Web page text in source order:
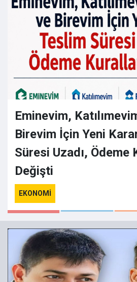
Eminevim,
Birevim İçin Yeni
Süresi Uzadı, Ödeme
Değişti
EKONOMI